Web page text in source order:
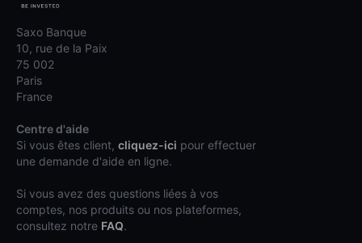
Saxo Banque
10, rue de la Paix
75 002
Paris
France
Centre d'aide
Si vous êtes client, cliquez-ici pour effectuer
une demande d'aide en ligne.
Si vous avez des questions liées à vos
comptes, nos produits ou nos plateformes,
consultez notre FAQ.